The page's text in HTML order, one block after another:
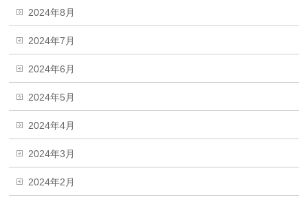
2024年8月
2024年7月
2024年6月
2024年5月
2024年4月
2024年3月
2024年2月